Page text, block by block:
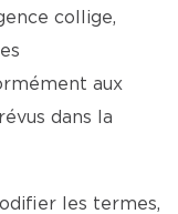
collige,
aux
dans la
les termes,